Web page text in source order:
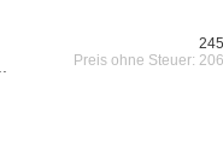
Preis ohne Steuer: